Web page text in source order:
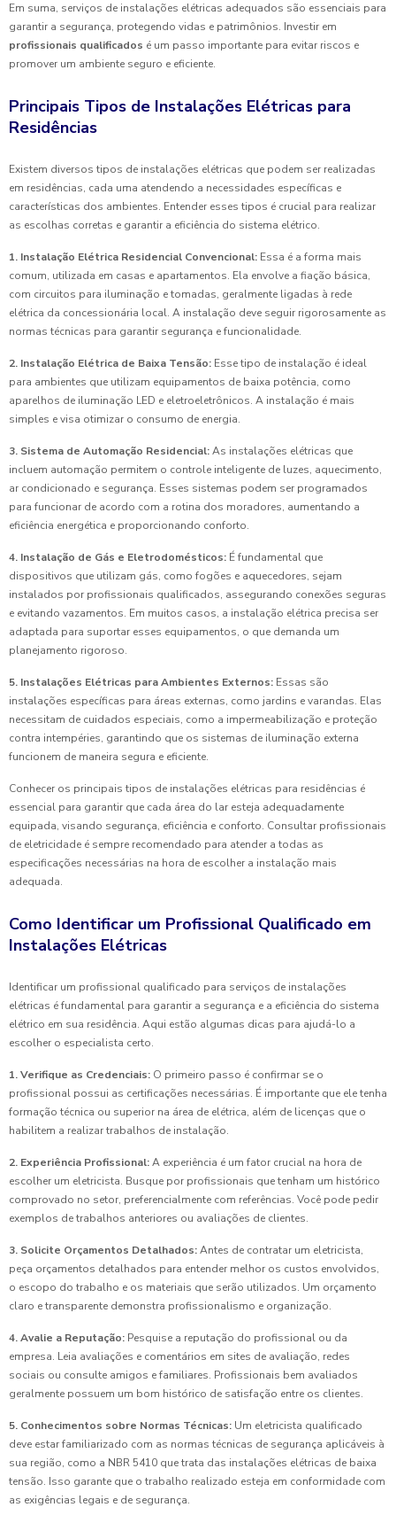
Em suma, serviços de instalações elétricas adequados são essenciais para
garantir a segurança, protegendo vidas e patrimônios. Investir em
profissionais qualificados é um passo importante para evitar riscos e
promover um ambiente seguro e eficiente.
Principais Tipos de Instalações Elétricas para
Residências
Existem diversos tipos de instalações elétricas que podem ser realizadas
em residências, cada uma atendendo a necessidades específicas e
características dos ambientes. Entender esses tipos é crucial para realizar
as escolhas corretas e garantir a eficiência do sistema elétrico.
1. Instalação Elétrica Residencial Convencional: Essa é a forma mais
comum, utilizada em casas e apartamentos. Ela envolve a fiação básica,
com circuitos para iluminação e tomadas, geralmente ligadas à rede
elétrica da concessionária local. A instalação deve seguir rigorosamente as
normas técnicas para garantir segurança e funcionalidade.
2. Instalação Elétrica de Baixa Tensão: Esse tipo de instalação é ideal
para ambientes que utilizam equipamentos de baixa potência, como
aparelhos de iluminação LED e eletroeletrônicos. A instalação é mais
simples e visa otimizar o consumo de energia.
3. Sistema de Automação Residencial:As instalações elétricas que
incluem automação permitem o controle inteligente de luzes, aquecimento,
ar condicionado e segurança. Esses sistemas podem ser programados
para funcionar de acordo com a rotina dos moradores, aumentando a
eficiência energética e proporcionando conforto.
4. Instalação de Gás e Eletrodomésticos: É fundamental que
dispositivos que utilizam gás, como fogões e aquecedores, sejam
instalados por profissionais qualificados, assegurando conexões seguras
e evitando vazamentos. Em muitos casos, a instalação elétrica precisa ser
adaptada para suportar esses equipamentos, o que demanda um
planejamento rigoroso.
5. Instalações Elétricas para Ambientes Externos: Essas são
instalações específicas para áreas externas, como jardins e varandas. Elas
necessitam de cuidados especiais, como a impermeabilização e proteção
contra intempéries, garantindo que os sistemas de iluminação externa
funcionem de maneira segura e eficiente.
Conhecer os principais tipos de instalações elétricas para residências é
essencial para garantir que cada área do lar esteja adequadamente
equipada, visando segurança, eficiência e conforto. Consultar profissionais
de eletricidade é sempre recomendado para atender a todas as
especificações necessárias na hora de escolher a instalação mais
adequada.
Como Identificar um Profissional Qualificado em
Instalações Elétricas
Identificar um profissional qualificado para serviços de instalações
elétricas é fundamental para garantir a segurança e a eficiência do sistema
elétrico em sua residência. Aqui estão algumas dicas para ajudá-lo a
escolher o especialista certo.
1. Verifique as Credenciais: O primeiro passo é confirmar se o
profissional possui as certificações necessárias. É importante que ele tenha
formação técnica ou superior na área de elétrica, além de licenças que o
habilitem a realizar trabalhos de instalação.
2. Experiência Profissional:A experiência é um fator crucial na hora de
escolher um eletricista. Busque por profissionais que tenham um histórico
comprovado no setor, preferencialmente com referências. Você pode pedir
exemplos de trabalhos anteriores ou avaliações de clientes.
3. Solicite Orçamentos Detalhados:Antes de contratar um eletricista,
peça orçamentos detalhados para entender melhor os custos envolvidos,
o escopo do trabalho e os materiais que serão utilizados. Um orçamento
claro e transparente demonstra profissionalismo e organização.
4. Avalie a Reputação: Pesquise a reputação do profissional ou da
empresa. Leia avaliações e comentários em sites de avaliação, redes
sociais ou consulte amigos e familiares. Profissionais bem avaliados
geralmente possuem um bom histórico de satisfação entre os clientes.
5. Conhecimentos sobre Normas Técnicas: Um eletricista qualificado
deve estar familiarizado com as normas técnicas de segurança aplicáveis à
sua região, como a NBR 5410 que trata das instalações elétricas de baixa
tensão. Isso garante que o trabalho realizado esteja em conformidade com
as exigências legais e de segurança.